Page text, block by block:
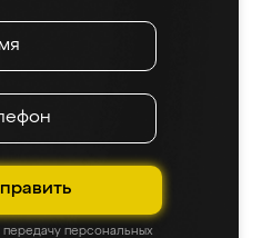
персональных